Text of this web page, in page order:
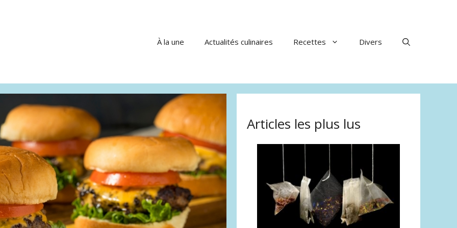
À la une Actualités culinaires Recettes Divers
Articles les plus lus